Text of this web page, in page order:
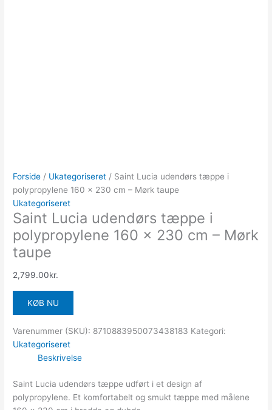
Forside / Ukategoriseret / Saint Lucia udendørs tæppe i
polypropylene 160 x 230 cm – Mørk taupe
Ukategoriseret
Saint Lucia udendørs tæppe i
polypropylene 160 x 230 cm – Mørk
taupe
2,799.00kr.
KØB NU
Varenummer (SKU): 8710883950073438183 Kategori:
Ukategoriseret
Beskrivelse
Saint Lucia udendørs tæppe udført i et design af
polypropylene. Et komfortabelt og smukt tæppe med målene